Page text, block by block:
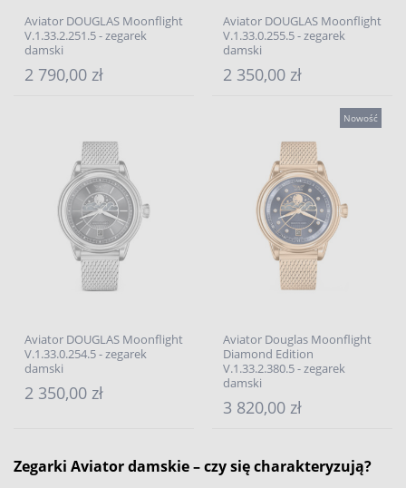
Aviator DOUGLAS Moonflight
V.1.33.2.251.5 - zegarek
damski
2 790,00 zł
Aviator DOUGLAS Moonflight
V.1.33.0.255.5 - zegarek
damski
2 350,00 zł
Aviator DOUGLAS Moonflight
V.1.33.0.254.5 - zegarek
damski
2 350,00 zł
Nowość
Aviator Douglas Moonflight
Diamond Edition
V.1.33.2.380.5 - zegarek
damski
3 820,00 zł
Zegarki Aviator damskie – czy się charakteryzują?